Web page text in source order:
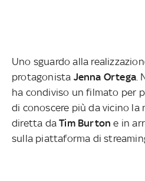
Uno sguardo alla
protagonista Jenna Ortega
ha condiviso un filmato per
di conoscere più da vicino la
diretta daTim Burton e in
sulla piattaforma di